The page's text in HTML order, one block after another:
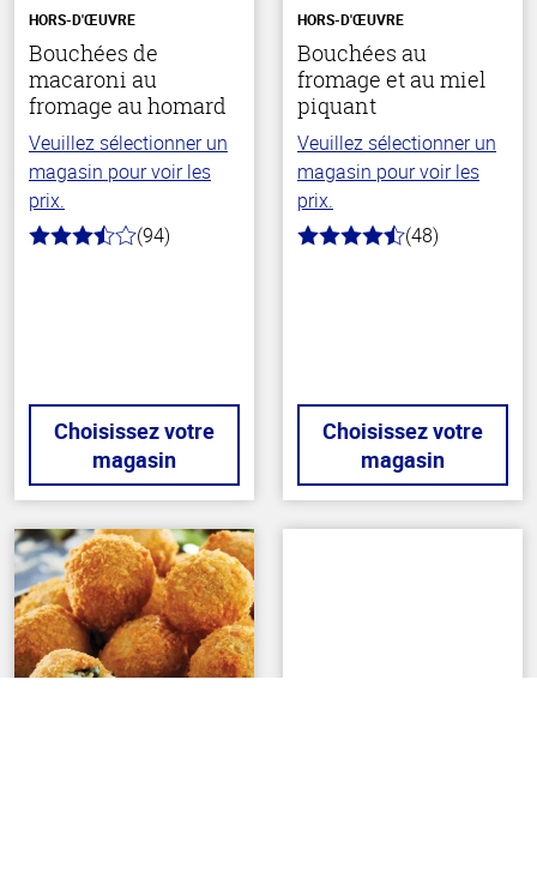
HORS-D'ŒUVRE
Bouchées de
macaroni au
fromage au homard
Veuillez sélectionner un
magasin pour voir les
prix.
3.8
(94)
Choisissez votre
magasin
HORS-D'ŒUVRE
Bouchées au
fromage et au miel
piquant
Veuillez sélectionner un
magasin pour voir les
prix.
4.4
(48)
Choisissez votre
magasin